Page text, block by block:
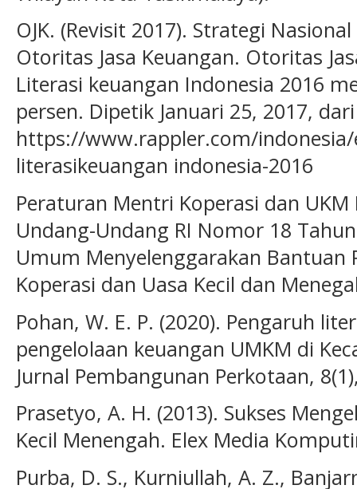
OJK. (Revisit 2017). Strategi
Otoritas Jasa Keuangan. Otoritas
Literasi keuangan Indonesia 2016
persen. Dipetik Januari 25, 2017, dari
https://www.rappler.com/
literasikeuangan indonesia-2016
Peraturan Mentri Koperasi dan UKM
Undang-Undang RI Nomor 18
Umum Menyelenggarakan Bantuan
Koperasi dan Uasa Kecil dan
Pohan, W. E. P. (2020). Pengaruh
pengelolaan keuangan UMKM di
Jurnal Pembangunan Perkotaan,
Prasetyo, A. H. (2013). Sukses
Kecil Menengah. Elex Media
Purba, D. S., Kurniullah, A. Z.,